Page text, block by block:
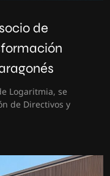
de
Logaritmia, se
de Directivos y